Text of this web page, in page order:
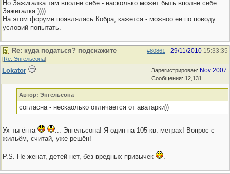
Но Зажигалка там вполне себе - насколько может быть вполне себе
Зажигалка ))))
На этом форуме появлялась Кобра, кажется - можноо ее по поводу
условий попытать.
#80861 - 29/11/2010 15:33:35
Re: куда податься? подскажите
[Re: Энгельсона]
Зарегистрирован: Nov 2007
Сообщения: 12,131
Lokator
Автор: Энгельсона
согласна - нескаолько отличается от аватарки))
Ух ты ёпта
... Энгельсона! Я один на 105 кв. метрах! Вопрос с
жильём, считай, уже решён!
P.S. Не женат, детей нет, без вредных привычек .